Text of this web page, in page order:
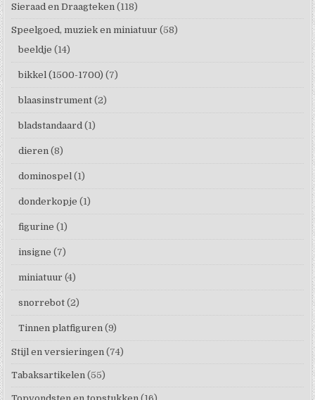
Sieraad en Draagteken (118)
Speelgoed, muziek en miniatuur (58)
beeldje (14)
bikkel (1500-1700) (7)
blaasinstrument (2)
bladstandaard (1)
dieren (8)
dominospel (1)
donderkopje (1)
figurine (1)
insigne (7)
miniatuur (4)
snorrebot (2)
Tinnen platfiguren (9)
Stijl en versieringen (74)
Tabaksartikelen (55)